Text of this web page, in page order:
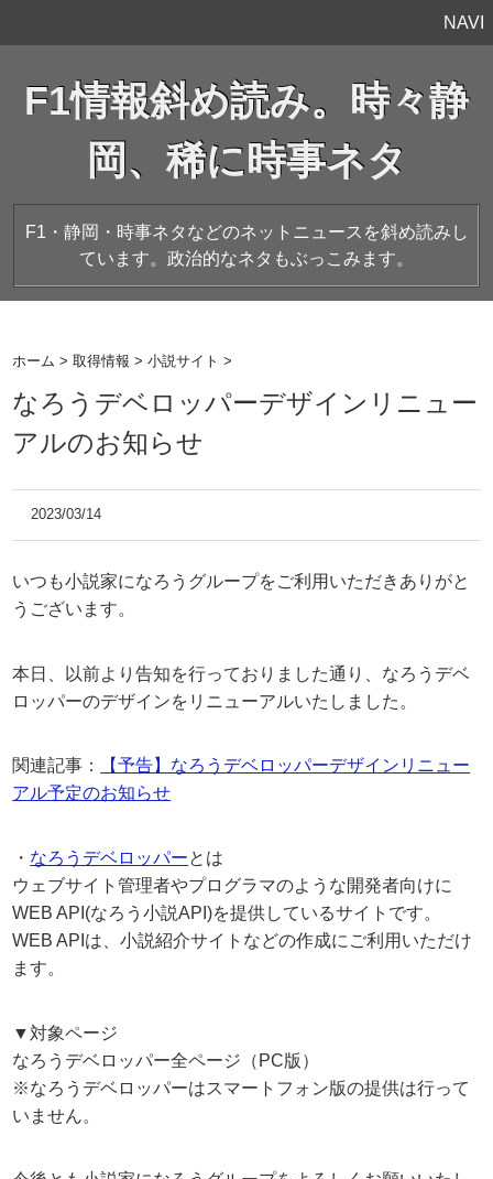
NAVI
F1情報斜め読み。時々静
岡、稀に時事ネタ
F1・静岡・時事ネタなどのネットニュースを斜め読みし
ています。政治的なネタもぶっこみます。
ホーム >取得情報 >小説サイト >
なろうデベロッパーデザインリニュー
アルのお知らせ
2023/03/14
いつも小説家になろうグループをご利用いただきありがと
うございます。
本日、以前より告知を行っておりました通り、なろうデベ
ロッパーのデザインをリニューアルいたしました。
関連記事：
【予告】なろうデベロッパーデザインリニュー
アル予定のお知らせ
・ なろうデベロッパーとは
ウェブサイト管理者やプログラマのような開発者向けに
WEB API(なろう小説API)を提供しているサイトです。
WEB APIは、小説紹介サイトなどの作成にご利用いただけ
ます。
▼対象ページ
なろうデベロッパー全ページ（PC版）
※なろうデベロッパーはスマートフォン版の提供は行って
いません。